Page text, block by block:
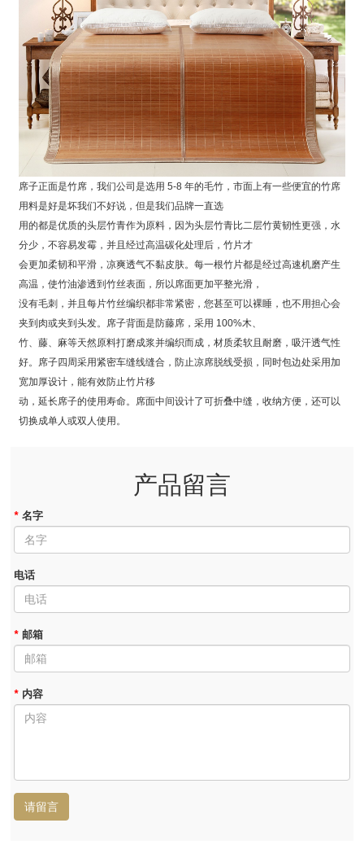
席子正面是竹席，我们公司是选用 5-8 年的毛竹，市面上有一些便宜的竹席
用料是好是坏我们不好说，但是我们品牌一直选
用的都是优质的头层竹青作为原料，因为头层竹青比二层竹黄韧性更强，水
分少，不容易发霉，并且经过高温碳化处理后，竹片才
会更加柔韧和平滑，凉爽透气不黏皮肤。每一根竹片都是经过高速机磨产生
高温，使竹油渗透到竹丝表面，所以席面更加平整光滑，
没有毛刺，并且每片竹丝编织都非常紧密，您甚至可以裸睡，也不用担心会
夹到肉或夹到头发。席子背面是防藤席，采用 100%木、
竹、藤、麻等天然原料打磨成浆并编织而成，材质柔软且耐磨，吸汗透气性
好。席子四周采用紧密车缝线缝合，防止凉席脱线受损，同时包边处采用加
宽加厚设计，能有效防止竹片移
动，延长席子的使用寿命。席面中间设计了可折叠中缝，收纳方便，还可以
切换成单人或双人使用。
产品留言
* 名字
电话
* 邮箱
* 内容
请留言